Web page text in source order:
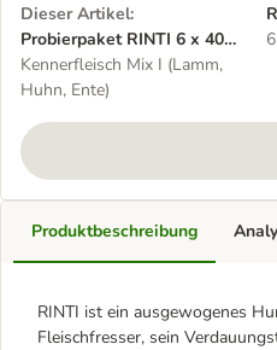
Dieser Artikel:
Probierpaket RINTI 6 x 400
g
Kennerfleisch Mix I (Lamm,
Huhn, Ente)
Produktbeschreibung
RINTI ist ein ausgewogenes
Fleischfresser, sein